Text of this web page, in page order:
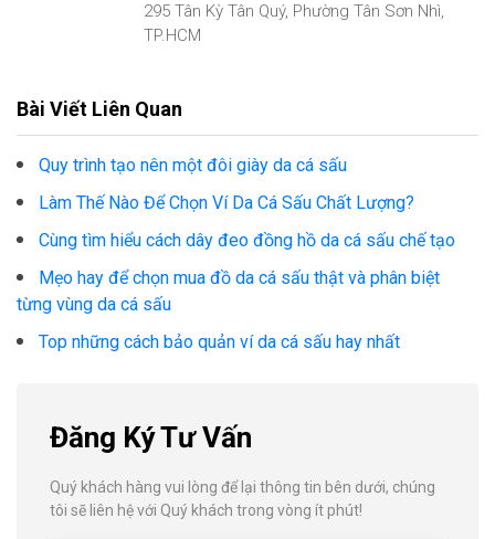
295 Tân Kỳ Tân Quý, Phường Tân Sơn Nhì,
TP.HCM
Bài Viết Liên Quan
Quy trình tạo nên một đôi giày da cá sấu
Làm Thế Nào Để Chọn Ví Da Cá Sấu Chất Lượng?
Cùng tìm hiểu cách dây đeo đồng hồ da cá sấu chế tạo
Mẹo hay để chọn mua đồ da cá sấu thật và phân biệt
từng vùng da cá sấu
Top những cách bảo quản ví da cá sấu hay nhất
Đăng Ký Tư Vấn
Quý khách hàng vui lòng để lại thông tin bên dưới, chúng
tôi sẽ liên hệ với Quý khách trong vòng ít phút!